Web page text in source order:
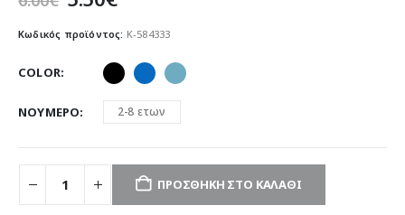
was:
6.00€.
τιμή
είναι:
5.50€.
Κωδικός προϊόντος: Κ-584333
COLOR
ΝΟΥΜΕΡΟ 2-8 ετων
ΠΡΟΣΘΉΚΗ ΣΤΟ ΚΑΛΆΘΙ